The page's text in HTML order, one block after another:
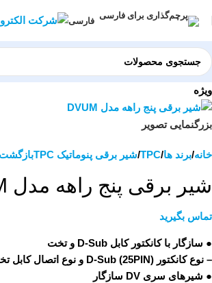
فارسی
ویژه
بزرگنمایی تصویر
خانه برند ها TPC شیر برقی پنوماتیک TPC
شیر برقی پنج راهه مدل DVUM
تماس بگیرید
● سازگار با کانکتور کابل D-Sub و تخت
– نوع کانکتور D-Sub (25PIN) و نوع اتصال کابل تخت (26PIN)
● شیرهای سری DV سازگار